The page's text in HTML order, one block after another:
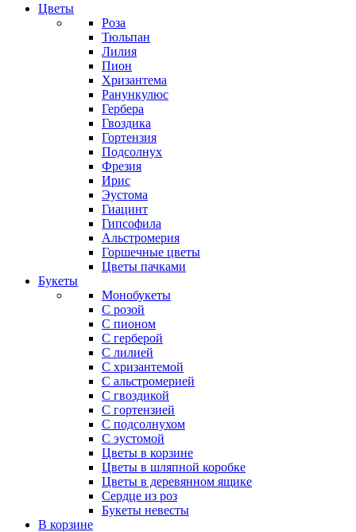
Цветы
Роза
Тюльпан
Лилия
Пион
Хризантема
Ранункулюс
Гербера
Гвоздика
Гортензия
Подсолнух
Фрезия
Ирис
Эустома
Гиацинт
Гипсофила
Альстромерия
Горшечные цветы
Цветы пачками
Букеты
Монобукеты
С розой
С пионом
С герберой
С лилией
С хризантемой
С альстромерией
С гвоздикой
С гортензией
С подсолнухом
С эустомой
Цветы в корзине
Цветы в шляпной коробке
Цветы в деревянном ящике
Сердце из роз
Букеты невесты
В корзине